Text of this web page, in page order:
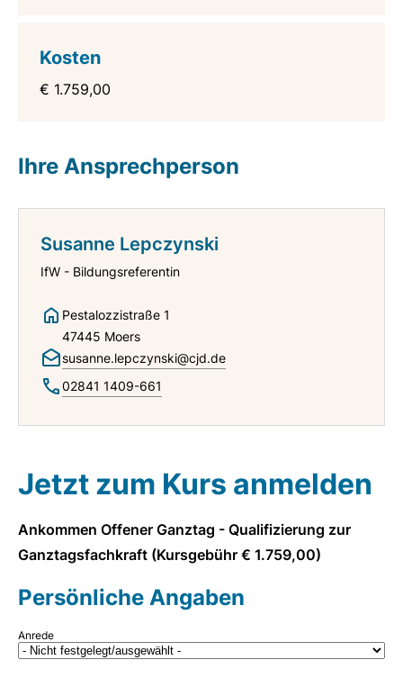
Kosten
€ 1.759,00
Ihre Ansprechperson
Susanne Lepczynski
IfW - Bildungsreferentin
Pestalozzistraße 1
47445 Moers
susanne.lepczynski@cjd.de
02841 1409-661
Jetzt zum Kurs anmelden
Ankommen Offener Ganztag - Qualifizierung zur
Ganztagsfachkraft (Kursgebühr € 1.759,00)
Persönliche Angaben
Anrede